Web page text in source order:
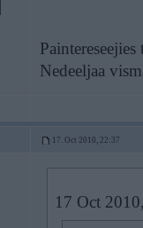
Nedeeljaa
17. Oct 2010, 22:37
17 Oct